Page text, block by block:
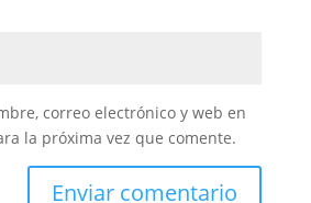
correo electrónico y web en
la próxima vez que comente.